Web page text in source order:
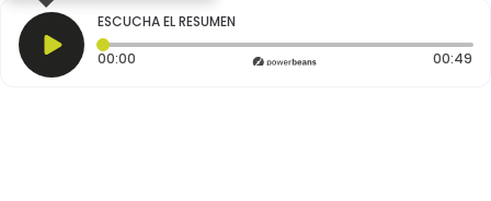
ESCUCHA EL RESUMEN
00:00 Tiempo transcurrido: 0 segundos 00:49